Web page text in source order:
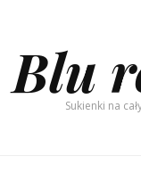
Blu
Sukienki na